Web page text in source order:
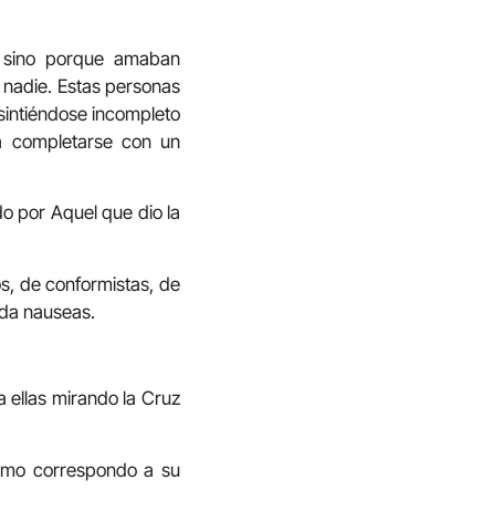
porque amaban
Estas personas
incompleto
completarse con un
por Aquel que dio la
de conformistas, de
nauseas.
ellas mirando la Cruz
correspondo a su